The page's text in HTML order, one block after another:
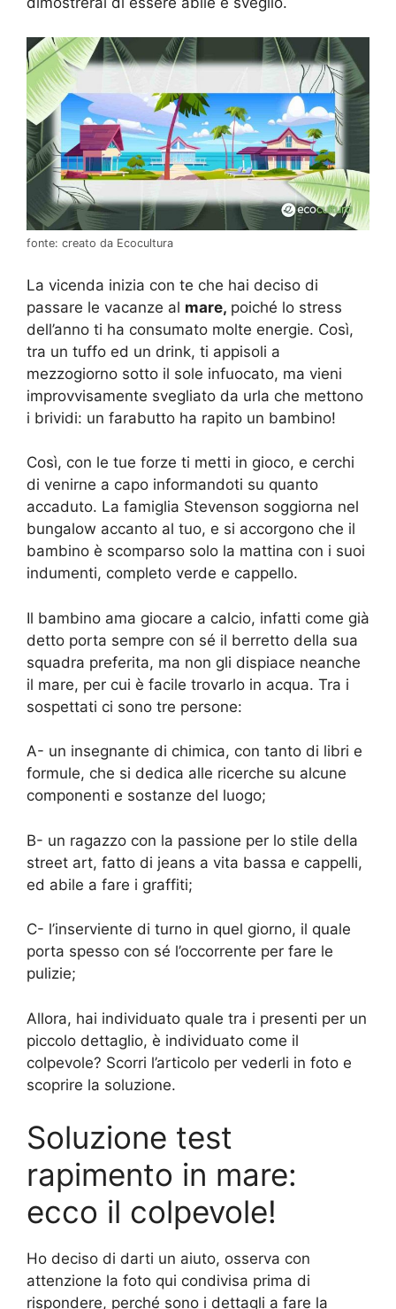
fonte: creato da Ecocultura
La vicenda inizia con te che hai deciso di
passare le vacanze al mare, poiché lo stress
dell’anno ti ha consumato molte energie. Così,
tra un tuffo ed un drink, ti appisoli a
mezzogiorno sotto il sole infuocato, ma vieni
improvvisamente svegliato da urla che mettono
i brividi: un farabutto ha rapito un bambino!
Così, con le tue forze ti metti in gioco, e cerchi
di venirne a capo informandoti su quanto
accaduto. La famiglia Stevenson soggiorna nel
bungalow accanto al tuo, e si accorgono che il
bambino è scomparso solo la mattina con i suoi
indumenti, completo verde e cappello.
Il bambino ama giocare a calcio, infatti come già
detto porta sempre con sé il berretto della sua
squadra preferita, ma non gli dispiace neanche
il mare, per cui è facile trovarlo in acqua. Tra i
sospettati ci sono tre persone:
A- un insegnante di chimica, con tanto di libri e
formule, che si dedica alle ricerche su alcune
componenti e sostanze del luogo;
B- un ragazzo con la passione per lo stile della
street art, fatto di jeans a vita bassa e cappelli,
ed abile a fare i graffiti;
C- l’inserviente di turno in quel giorno, il quale
porta spesso con sé l’occorrente per fare le
pulizie;
Allora, hai individuato quale tra i presenti per un
piccolo dettaglio, è individuato come il
colpevole? Scorri l’articolo per vederli in foto e
scoprire la soluzione.
Soluzione test
rapimento in mare:
ecco il colpevole!
Ho deciso di darti un aiuto, osserva con
attenzione la foto qui condivisa prima di
rispondere, perché sono i dettagli a fare la